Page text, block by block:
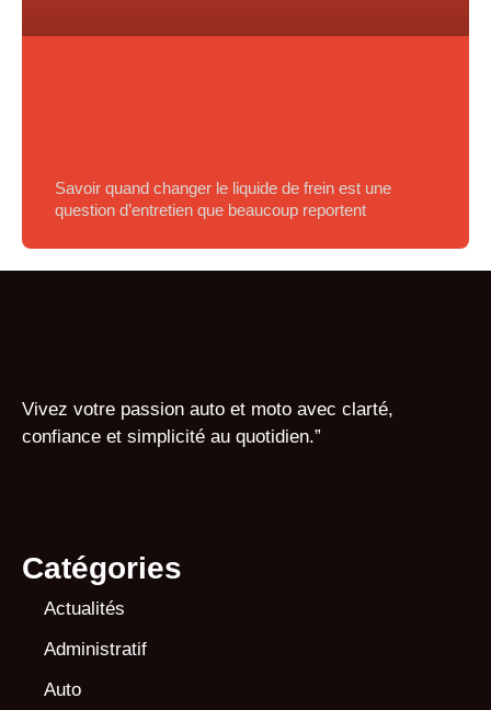
Savoir quand changer le liquide de frein est une
question d’entretien que beaucoup reportent
Vivez votre passion auto et moto avec clarté,
confiance et simplicité au quotidien.”
Catégories
Actualités
Administratif
Auto